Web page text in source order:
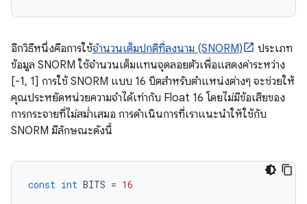
อีกวิธีหนึ่งคือการใช้จำนวนเต็มปกติที่ลงนาม (SNORM)
ประเภท
ข้อมูล SNORM ใช้จำนวนเต็มแทนจุดลอยตัวเพื่อแสดงค่าระหว่าง
[-1, 1] การใช้ SNORM แบบ 16 บิตสำหรับตำแหน่งต่างๆ จะช่วยให้
คุณประหยัดหน่วยความจำได้เท่ากับ Float 16 โดยไม่มีข้อเสียของ
การกระจายที่ไม่สม่ำเสมอ การดำเนินการที่เราแนะนำให้ใช้กับ
SNORM มีลักษณะดังนี้
const int BITS = 16